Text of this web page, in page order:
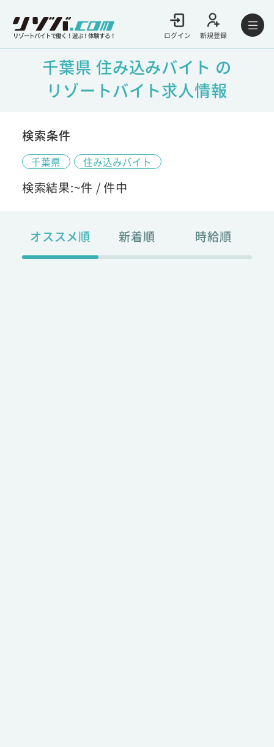
リゾートバイトで働く！遊ぶ！体験する！ ログイン 新規登録
千葉県 住み込みバイト の
リゾートバイト求人情報
検索条件
千葉県 住み込みバイト
検索結果:~件 /件中
オススメ順 新着順 時給順